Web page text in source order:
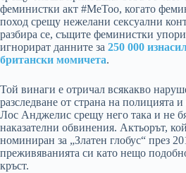
феминистки акт #MeToo, когато
поход срещу нежелани сексуални
разбира се, същите феминистки
игнорират данните за 250 000
британски момичета.
Той винаги е отричал всякакво
разследване от страна на полицията
Лос Анджелис срещу него така и не
наказателни обвинения. Актьорът,
номиниран за „Златен глобус“ през
преживяванията си като нещо
кръст.